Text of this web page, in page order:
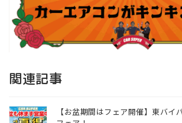
関連記事
【お盆期間はフェア開催】東バイ